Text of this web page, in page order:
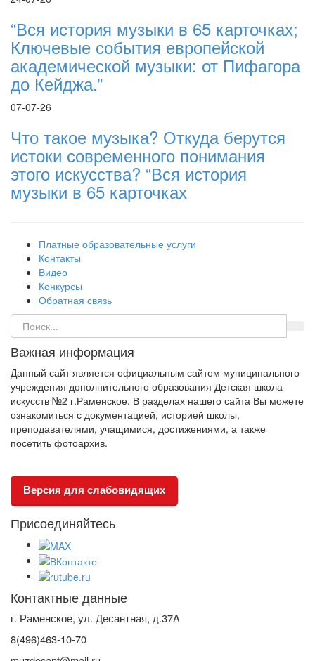
“Вся история музыки в 65 карточках;
Ключевые события европейской
академической музыки: от Пифагора
до Кейджа.”
07-07-26
Что такое музыка? Откуда берутся
истоки современного понимания
этого искусства? “Вся история
музыки в 65 карточках
Платные образовательные услуги
Контакты
Видео
Конкурсы
Обратная связь
Важная информация
Данный сайт является официальным сайтом муниципального
учреждения дополнительного образования Детская школа
искусств №2 г.Раменское. В разделах нашего сайта Вы можете
ознакомиться с документацией, историей школы,
преподавателями, учащимися, достижениями, а также
посетить фотоархив.
Версия для слабовидящих
Присоединяйтесь
Контактные данные
г. Раменское, ул. Десантная, д.37A
8(496)463-10-70